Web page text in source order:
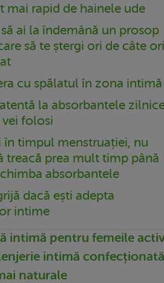
mai rapid de hainele ude
ai la îndemână un prosop
să te ștergi ori de câte ori
cu spălatul în zona intimă
la absorbantele
vei folosi
în timpul menstruației, nu
treacă prea mult timp până
absorbantele
dacă ești adepta
intime
intimă pentru femeile
intimă
naturale